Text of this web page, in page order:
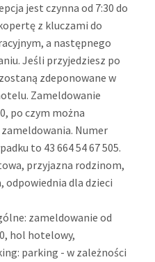
jest czynna od 7:30 do
z kluczami do
a następnego
Jeśli przyjedziesz po
zdeponowane w
Zameldowanie
po czym można
Numer
to 43 664 54 67 505.
przyjazna rodzinom,
odpowiednia dla dzieci
zameldowanie od
hol hotelowy,
parking - w zależności